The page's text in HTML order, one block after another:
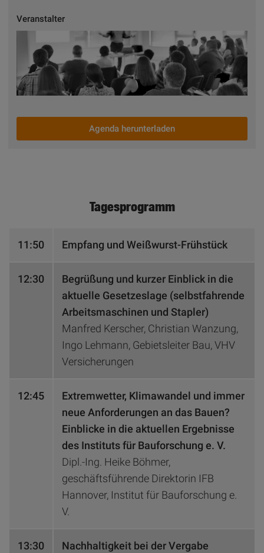
Veranstalter
Agenda herunterladen
Tagesprogramm
11:50 Empfang und Weißwurst-Frühstück
12:30
Begrüßung und kurzer Einblick in die
aktuelle Gesetzeslage (selbstfahrende
Arbeitsmaschinen und Stapler)
Manfred Kerscher, Christian Wanzung,
Ingo Lehmann, Gebietsleiter Bau, VHV
Versicherungen
12:45
Extremwetter, Klimawandel und immer
neue Anforderungen an das Bauen?
Einblicke in die aktuellen Ergebnisse
des Instituts für Bauforschung e. V.
Dipl.-Ing. Heike Böhmer,
geschäftsführende Direktorin IFB
Hannover, Institut für Bauforschung e.
V.
13:30
Nachhaltigkeit bei der Vergabe